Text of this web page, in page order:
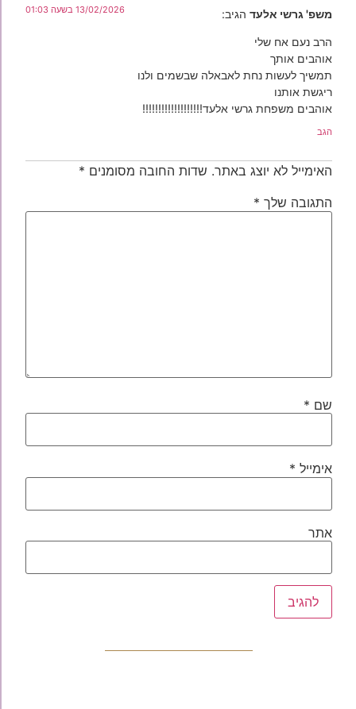
משפ' גרשי אלעד הגיב: 13/02/2026 בשעה 01:03
הרב נעם אח שלי
אוהבים אותך
תמשיך לעשות נחת לאבאלה שבשמים ולנו
ריגשת אותנו
אוהבים משפחת גרשי אלעד!!!!!!!!!!!!!!!!!!!
הגב
האימייל לא יוצג באתר. שדות החובה מסומנים *
התגובה שלך *
שם *
אימייל *
אתר